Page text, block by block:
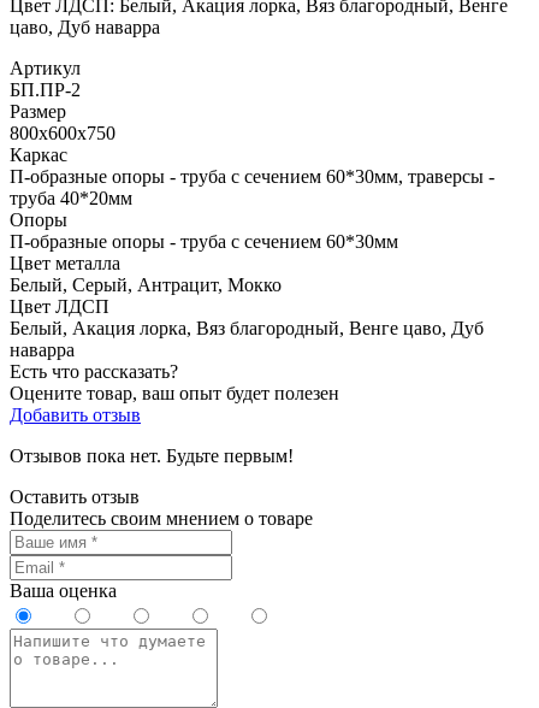
Цвет ЛДСП: Белый, Акация лорка, Вяз благородный, Венге
цаво, Дуб наварра
Артикул
БП.ПР-2
Размер
800х600х750
Каркас
П-образные опоры - труба с сечением 60*30мм, траверсы -
труба 40*20мм
Опоры
П-образные опоры - труба с сечением 60*30мм
Цвет металла
Белый, Серый, Антрацит, Мокко
Цвет ЛДСП
Белый, Акация лорка, Вяз благородный, Венге цаво, Дуб
наварра
Есть что рассказать?
Оцените товар, ваш опыт будет полезен
Добавить отзыв
Отзывов пока нет. Будьте первым!
Оставить отзыв
Поделитесь своим мнением о товаре
Ваша оценка